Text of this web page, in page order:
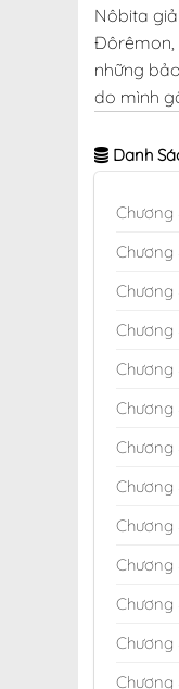
Nôbita
Đôrêmon,
những
do mình
Danh
Chương
Chương
Chương
Chương
Chương
Chương
Chương
Chương
Chương
Chương
Chương
Chương
Chương